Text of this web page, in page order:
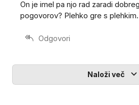
On je imel pa njo rad zaradi
pogovorov? Plehko gre s plehkim.
Odgovori
Naloži več